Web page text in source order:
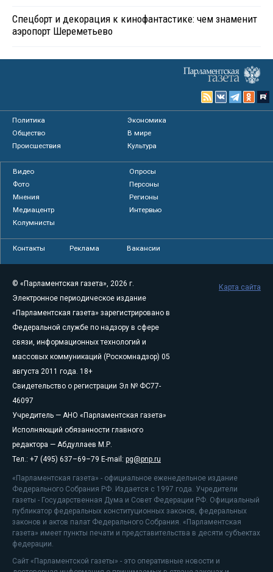
Спецборт и декорация к кинофантастике: чем знаменит
аэропорт Шереметьево
Политика
Экономика
Общество
В мире
Происшествия
Культура
Видео
Опросы
Фото
Персоны
Мнения
Регионы
Медиацентр
Интервью
Колумнисты
Контакты Реклама Вакансии
© «Парламентская газета», 2026 г.
Электронное периодическое издание
«Парламентская газета» зарегистрировано в
Федеральной службе по надзору в сфере
связи, информационных технологий и
массовых коммуникаций (Роскомнадзор) 05
августа 2011 года. 18+
Свидетельство о регистрации Эл № ФС77-
46097
Учредитель — АНО «Парламентская газета»
Исполняющий обязанности главного
редактора — Абдуллаев М.Р.
Тел.: +7 (495) 637–69–79 E-mail: pg@pnp.ru
«Парламентская газета» - официальное еженедельное издание
Федерального Собрания РФ. Издается с 1997 года. Учредители
газеты - Государственная Дума и Совет Федерации РФ. Официальный
публикатор федеральных конституционных законов, федеральных
законов и актов палат Федерального Собрания. «Парламентская
газета» имеет пункты печати и представительства в десяти субъектах
федерации.
Сайт «Парламентской газеты» - это оперативные новости и
Карта сайта